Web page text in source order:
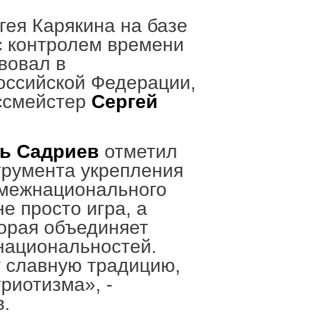
Карякина на базе
времени
в
Федерации,
Сергей
Садриев отметил
укрепления
просто игра, а
объединяет
традицию,
-